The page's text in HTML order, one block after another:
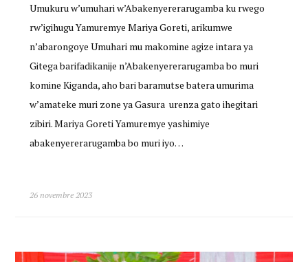
Umukuru w’umuhari w’Abakenyererarugamba ku rwego
rw’igihugu Yamuremye Mariya Goreti, arikumwe
n’abarongoye Umuhari mu makomine agize intara ya
Gitega barifadikanije n’Abakenyererarugamba bo muri
komine Kiganda, aho bari baramutse batera umurima
w’amateke muri zone ya Gasura urenza gato ihegitari
zibiri. Mariya Goreti Yamuremye yashimiye
abakenyererarugamba bo muri iyo…
26 novembre 2023